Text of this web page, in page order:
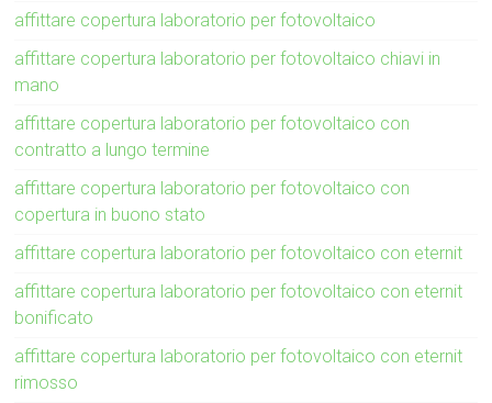
affittare copertura laboratorio per fotovoltaico
affittare copertura laboratorio per fotovoltaico chiavi in
mano
affittare copertura laboratorio per fotovoltaico con
contratto a lungo termine
affittare copertura laboratorio per fotovoltaico con
copertura in buono stato
affittare copertura laboratorio per fotovoltaico con eternit
affittare copertura laboratorio per fotovoltaico con eternit
bonificato
affittare copertura laboratorio per fotovoltaico con eternit
rimosso